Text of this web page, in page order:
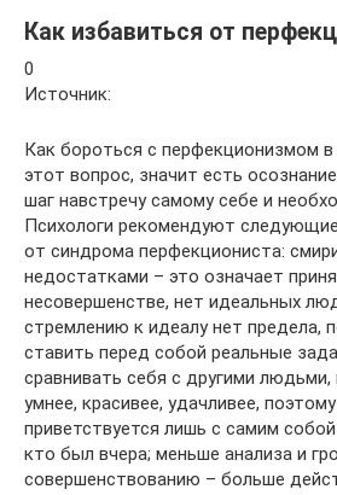
Как избавиться от
0
Источник:
Как бороться с перфекционизмом в
этот вопрос, значит есть
шаг навстречу самому себе и
Психологи рекомендуют
от синдрома перфекциониста:
недостатками – это означает
несовершенстве, нет идеальных
стремлению к идеалу нет предела,
ставить перед собой реальные
сравнивать себя с другими людьми,
умнее, красивее, удачливее,
приветствуется лишь с самим
кто был вчера; меньше анализа и
совершенствованию – больше